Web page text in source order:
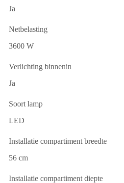
Ja
Netbelasting
3600 W
Verlichting binnenin
Ja
Soort lamp
LED
Installatie compartiment breedte
56 cm
Installatie compartiment diepte